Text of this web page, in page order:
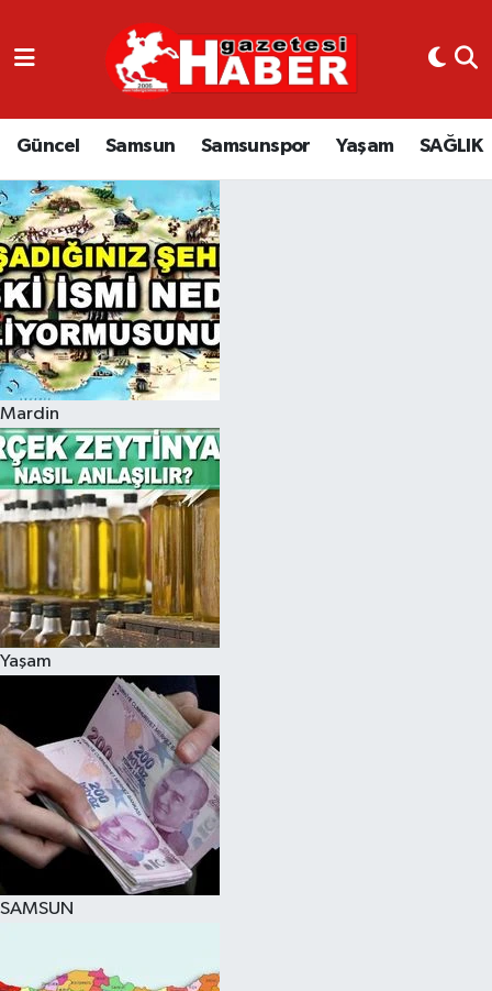
Güncel Samsun Samsunspor Yaşam SAĞLIK
Mardin
Yaşam
SAMSUN
GÜNCEL
SAMSUN
SAMSUNSPOR
EKONOMİ
YAŞAM